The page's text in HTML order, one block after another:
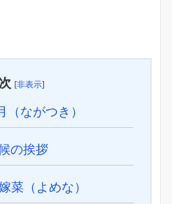
[非表示]
ながつき）
の挨拶
菜（よめな）